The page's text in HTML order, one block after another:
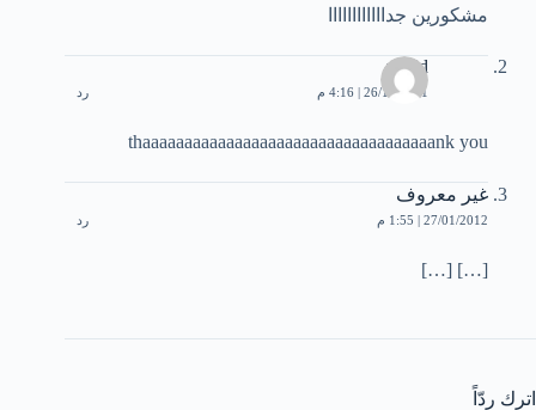
مشكورين جداااااااااااا
walid
26/11/2011 | 4:16 م رد
thaaaaaaaaaaaaaaaaaaaaaaaaaaaaaaaaaaank you
غير معروف
27/01/2012 | 1:55 م رد
[…] […]
اترك ردّاً